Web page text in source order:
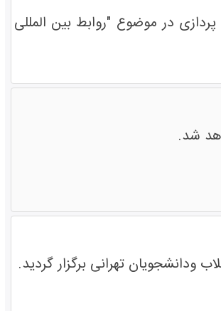
در موضوع "روابط بین المللی